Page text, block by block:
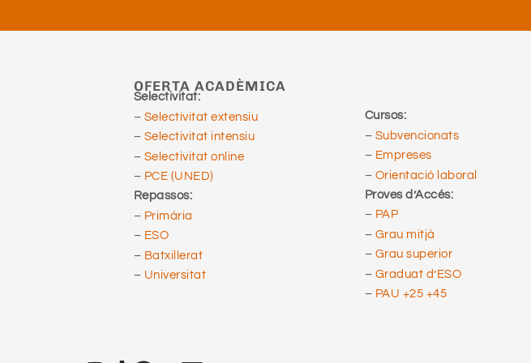
OFERTA ACADÈMICA
Selectivitat:
– Selectivitat extensiu
– Selectivitat intensiu
– Selectivitat online
– PCE (UNED)
Repassos:
– Primària
– ESO
– Batxillerat
– Universitat
Cursos:
– Subvencionats
– Empreses
– Orientació laboral
Proves d’Accés:
– PAP
– Grau mitjà
– Grau superior
– Graduat d’ESO
– PAU +25 +45